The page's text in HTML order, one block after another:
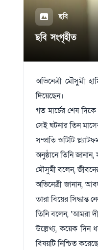
ছবি
ছবি সংগৃহীত
অভিনেত্রী মৌসুমী
দিয়েছেন।
গত মার্চের শেষ
সেই ঘটনার তিন
সম্প্রতি ওটিটি
অনুষ্ঠানে তিনি
মৌসুমী বলেন,
অভিনেত্রী জানান,
তারা বিয়ের সিদ্ধান্ত
তিনি বলেন, ‘আমরা
উল্লেখ্য, কয়েক দিন
বিষয়টি নিশ্চিত